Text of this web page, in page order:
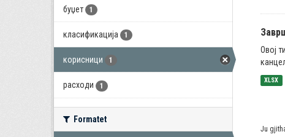
буџет 1
класификација 1
корисници 1
расходи 1
Formatet
Овој
XLSX
Ju